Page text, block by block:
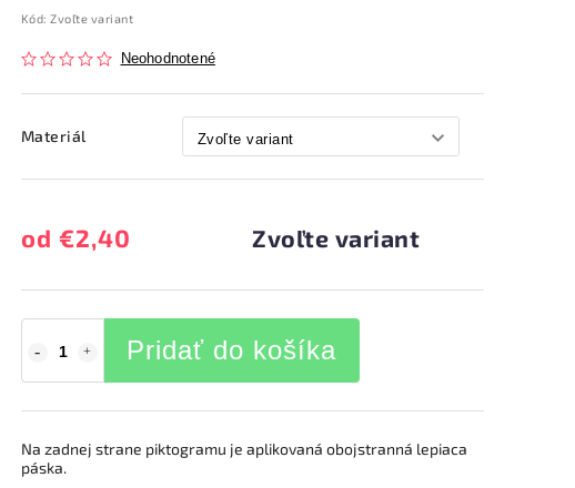
Kód: Zvoľte variant
Neohodnotené
Materiál
od €2,40 Zvoľte variant
Pridať do košíka
Na zadnej strane piktogramu je aplikovaná obojstranná lepiaca
páska.